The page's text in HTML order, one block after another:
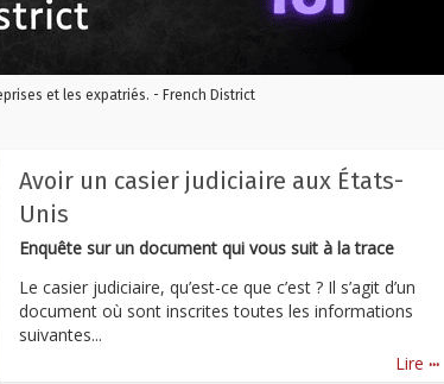
et les expatriés. - French District
Avoir un casier judiciaire aux États-
Unis
Enquête sur un document qui vous suit à la trace
Le casier judiciaire, qu’est-ce que c’est ? Il s’agit d’un
document où sont inscrites toutes les informations
suivantes...
Lire ...